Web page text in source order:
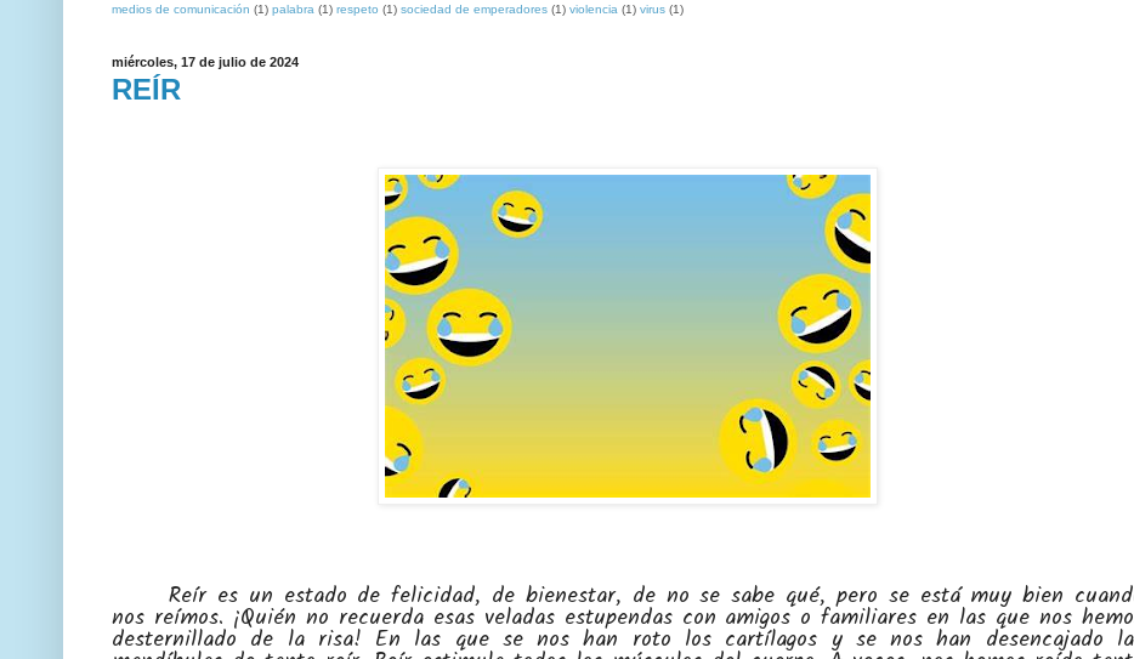
medios de comunicación (1) palabra (1) respeto (1) sociedad de emperadores (1) violencia (1) virus (1)
miércoles, 17 de julio de 2024
REÍR
Reír es un estado de felicidad, de bienestar, de no se sabe qué, pero se está muy bien
nos reímos. ¡Quién no recuerda esas veladas estupendas con amigos o familiares en las que nos
desternillado de la risa! En las que se nos han roto los cartílagos y se nos han desencajado